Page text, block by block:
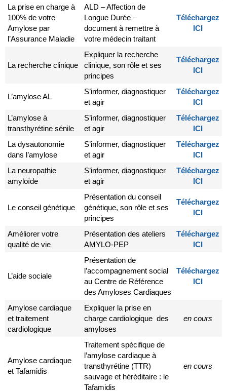
La prise en charge à
100% de votre
Amylose par
l’Assurance Maladie
ALD – Affection de
Longue Durée –
document à remettre à
votre médecin traitant
Téléchargez
ICI
La recherche clinique
Expliquer la recherche
clinique, son rôle et ses
principes
Téléchargez
ICI
L’amylose AL
S’informer, diagnostiquer
et agir
Téléchargez
ICI
L’amylose à
transthyrétine sénile
S’informer, diagnostiquer
et agir
Téléchargez
ICI
La dysautonomie
dans l’amylose
S’informer, diagnostiquer
et agir
Téléchargez
ICI
La neuropathie
amyloïde
S’informer, diagnostiquer
et agir
Téléchargez
ICI
Le conseil génétique
Présentation du conseil
génétique, son rôle et ses
principes
Téléchargez
ICI
Améliorer votre
qualité de vie
Présentation des ateliers
AMYLO-PEP
Téléchargez
ICI
L’aide sociale
Présentation de
l’accompagnement social
au Centre de Référence
des Amyloses Cardiaques
Téléchargez
ICI
Amylose cardiaque
et traitement
cardiologique
Expliquer la prise en
charge cardiologique des
amyloses
en cours
Amylose cardiaque
et Tafamidis
Traitement spécifique de
l’amylose cardiaque à
transthyrétine (TTR)
sauvage et héréditaire : le
Tafamidis
en cours